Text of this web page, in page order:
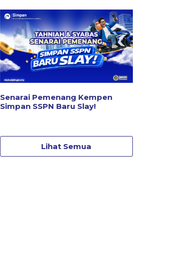
Senarai Pemenang Kempen
Simpan SSPN Baru Slay!
Lihat Semua